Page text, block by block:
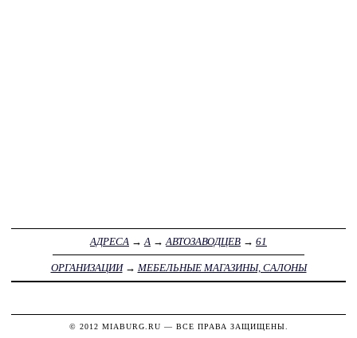
АДРЕСА →А →АВТОЗАВОДЦЕВ → 61
ОРГАНИЗАЦИИ→ МЕБЕЛЬНЫЕ МАГАЗИНЫ, САЛОНЫ
© 2012 MIABURG.RU — ВСЕ ПРАВА ЗАЩИЩЕНЫ.